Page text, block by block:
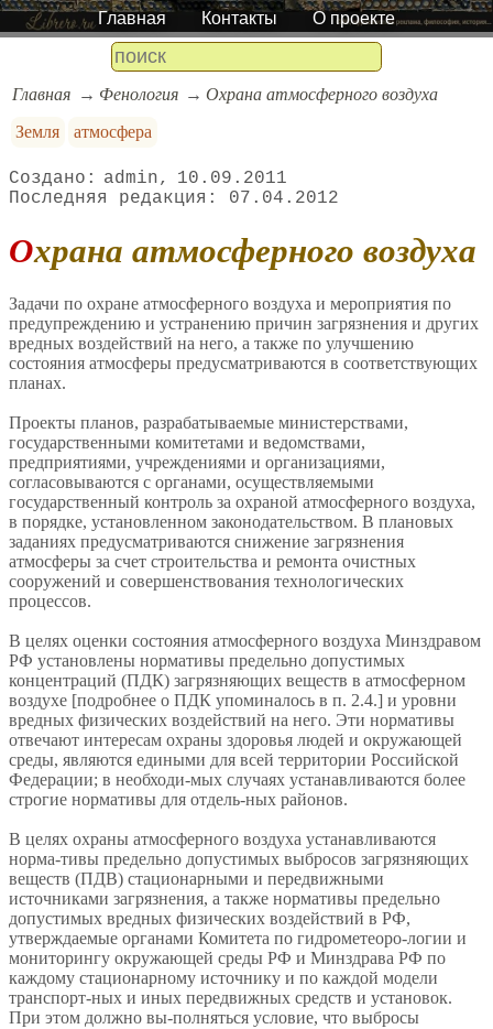
Главная Контакты О проекте
Главная Фенология
Охрана атмосферного воздуха
Земля
атмосфера
admin
10.09.2011
07.04.2012
Охрана атмосферного воздуха
Задачи по охране атмосферного воздуха и мероприятия по
предупреждению и устранению причин загрязнения и других
вредных воздействий на него, а также по улучшению
состояния атмосферы предусматриваются в соответствующих
планах.
Проекты планов, разрабатываемые министерствами,
государственными комитетами и ведомствами,
предприятиями, учреждениями и организациями,
согласовываются с органами, осуществляемыми
государственный контроль за охраной атмосферного воздуха,
в порядке, установленном законодательством. В плановых
заданиях предусматриваются снижение загрязнения
атмосферы за счет строительства и ремонта очистных
сооружений и совершенствования технологических
процессов.
В целях оценки состояния атмосферного воздуха Минздравом
РФ установлены нормативы предельно допустимых
концентраций (ПДК) загрязняющих веществ в атмосферном
воздухе [подробнее о ПДК упоминалось в п. 2.4.] и уровни
вредных физических воздействий на него. Эти нормативы
отвечают интересам охраны здоровья людей и окружающей
среды, являются едиными для всей территории Российской
Федерации; в необходи-мых случаях устанавливаются более
строгие нормативы для отдель-ных районов.
В целях охраны атмосферного воздуха устанавливаются
норма-тивы предельно допустимых выбросов загрязняющих
веществ (ПДВ) стационарными и передвижными
источниками загрязнения, а также нормативы предельно
допустимых вредных физических воздействий в РФ,
утверждаемые органами Комитета по гидрометеоро-логии и
мониторингу окружающей среды РФ и Минздрава РФ по
каждому стационарному источнику и по каждой модели
транспорт-ных и иных передвижных средств и установок.
При этом должно вы-полняться условие, что выбросы